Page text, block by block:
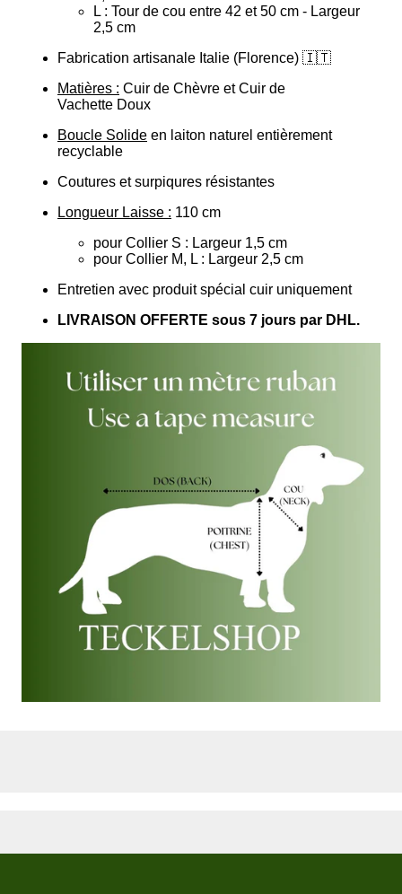
L : Tour de cou entre 42 et 50 cm - Largeur
2,5 cm
Fabrication artisanale Italie (Florence) 🇮🇹
Matières : Cuir de Chèvre et Cuir de
Vachette Doux
Boucle Solide en laiton naturel entièrement
recyclable
Coutures et surpiqures résistantes
Longueur Laisse : 110 cm
pour Collier S : Largeur 1,5 cm
pour Collier M, L : Largeur 2,5 cm
Entretien avec produit spécial cuir uniquement
LIVRAISON OFFERTE sous 7 jours par DHL.